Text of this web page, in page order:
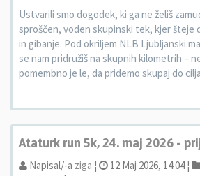
Ustvarili smo dogodek, ki ga ne želiš
sproščen, voden skupinski tek, kjer šteje
in gibanje. Pod okriljem NLB Ljubljanski
se nam pridružiš na skupnih kilometrih –
pomembno je le, da pridemo skupaj do
Ataturk run 5k, 24. maj 2026 -
Napisal/-a ziga ¦ 12 Maj 2026, 14:04 ¦